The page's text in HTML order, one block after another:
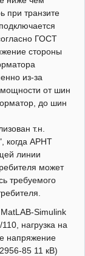
при транзите
ГОСТ
стороны
из-за
мощности от шин
до шин
т.н.
когда АРНТ
линии
может
требуемого
Simulink
нагрузка на
напряжение
85 11 кВ)